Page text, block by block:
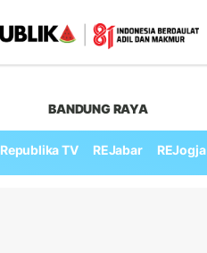
BANDUNG RAYA
Republika TV REJabar REJogja